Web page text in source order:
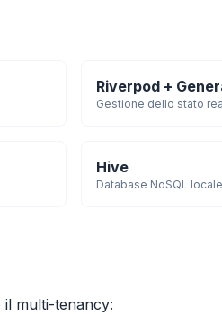
Riverpod +
Gestione dello stato
Hive
Database NoSQL
multi-tenancy: